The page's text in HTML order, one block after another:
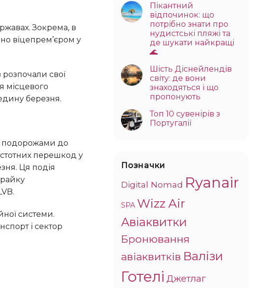
віцепрем’єром у
місцевого
березня.
перешкод у
Ця подія
і сектор
Пікантний
відпочинок: що
потрібно знати про
нудистські пляжі та
де шукати найкращі
🌊
Шість Діснейлендів
світу: де вони
знаходяться і що
пропонують
Топ 10 сувенірів з
Португалії
Позначки
Digital Nomad Ryanair
SPA Wizz Air
Авіаквитки
Бронювання
авіаквитків Валізи
Готелі Джетлаг